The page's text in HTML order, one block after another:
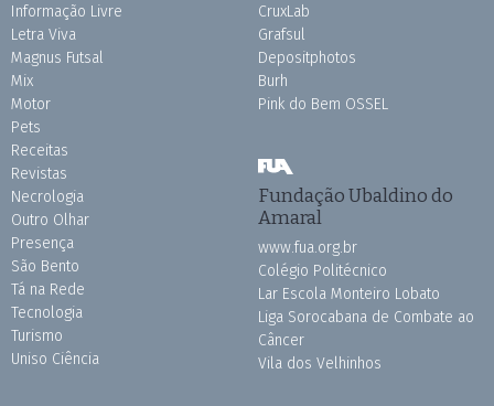
Informação Livre
Letra Viva
Magnus Futsal
Mix
Motor
Pets
Receitas
Revistas
Necrologia
Outro Olhar
Presença
São Bento
Tá na Rede
Tecnologia
Turismo
Uniso Ciência
CruxLab
Grafsul
Depositphotos
Burh
Pink do Bem OSSEL
Fundação Ubaldino do
Amaral
www.fua.org.br
Colégio Politécnico
Lar Escola Monteiro Lobato
Liga Sorocabana de Combate ao
Câncer
Vila dos Velhinhos